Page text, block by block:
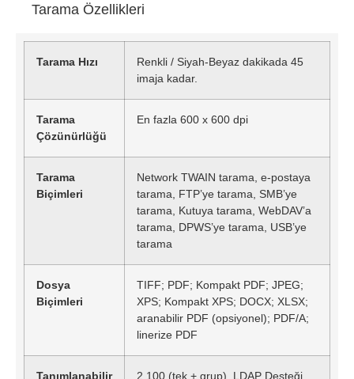
Tarama Özellikleri
Tarama Hızı
Renkli / Siyah-Beyaz dakikada 45
imaja kadar.
Tarama
Çözünürlüğü
En fazla 600 x 600 dpi
Tarama
Biçimleri
Network TWAIN tarama, e-postaya
tarama, FTP’ye tarama, SMB’ye
tarama, Kutuya tarama, WebDAV’a
tarama, DPWS’ye tarama, USB’ye
tarama
Dosya
Biçimleri
TIFF; PDF; Kompakt PDF; JPEG;
XPS; Kompakt XPS; DOCX; XLSX;
aranabilir PDF (opsiyonel); PDF/A;
linerize PDF
Tanımlanabilir 2.100 (tek + grup), LDAP Desteği